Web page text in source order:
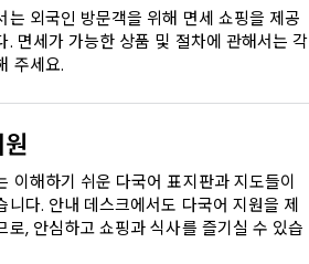
폰
는 외국인 방문객을 위해 면세 쇼핑을 제공
. 면세가 가능한 상품 및 절차에 관해서는 각
주세요.
이해하기 쉬운 다국어 표지판과 지도들이
니다. 안내 데스크에서도 다국어 지원을 제
로, 안심하고 쇼핑과 식사를 즐기실 수 있습